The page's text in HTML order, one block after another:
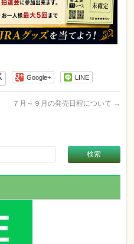
Google+ LINE
７月～９月の発売日程について →